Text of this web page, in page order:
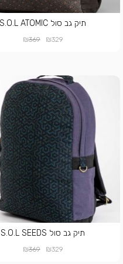
תיק גב סול S.O.L ATOMIC
₪329
₪369
תיק גב סול S.O.L SEEDS
₪329
₪369